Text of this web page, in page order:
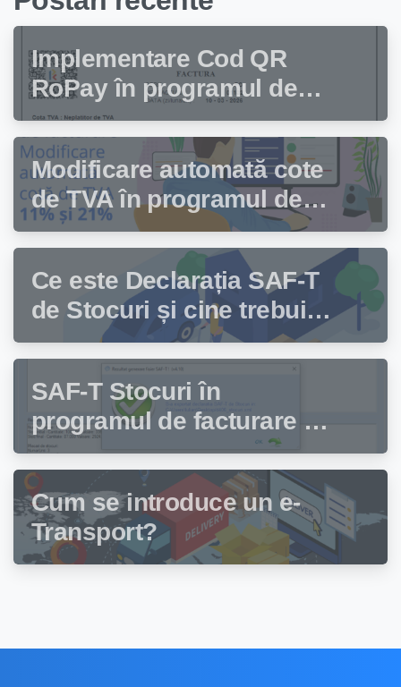
Implementare Cod QR
RoPay în programul de
facturare Facturis
Modificare automată cote
de TVA în programul de
facturare Facturis
Ce este Declarația SAF-T
de Stocuri și cine trebuie
să depună această
declarație?
SAF-T Stocuri în
programul de facturare și
gestiune stocuri Facturis
Cum se introduce un e-
Transport?